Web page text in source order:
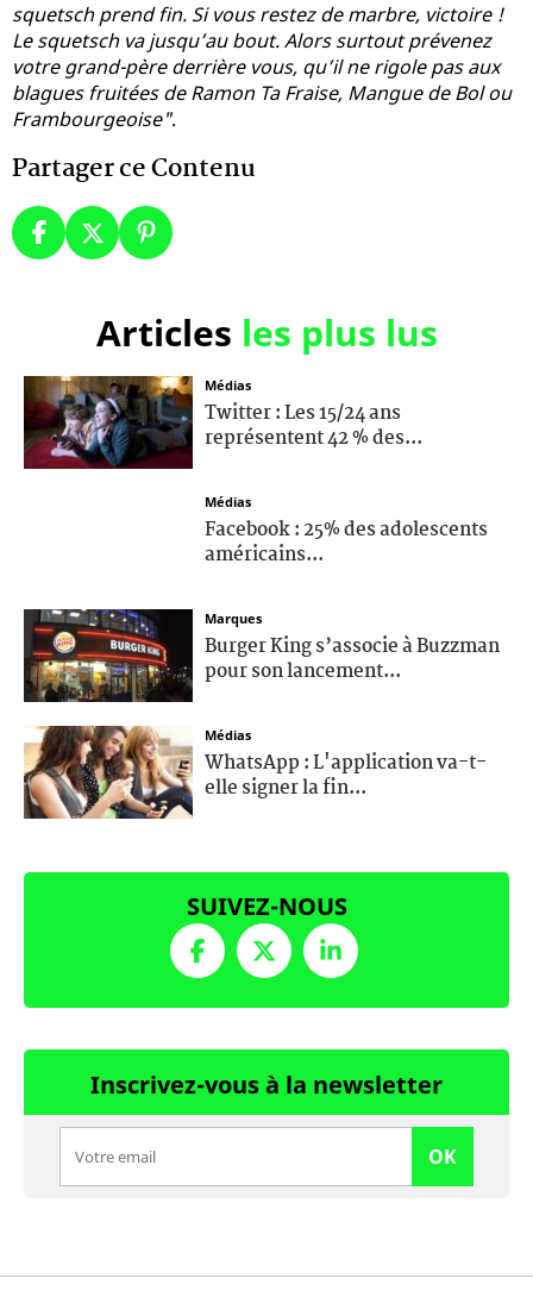
squetsch prend fin. Si vous restez de marbre, victoire !
Le squetsch va jusqu’au bout. Alors surtout prévenez
votre grand-père derrière vous, qu’il ne rigole pas aux
blagues fruitées de Ramon Ta Fraise, Mangue de Bol ou
Frambourgeoise".
Partager ce Contenu
Articles les plus lus
Médias
Twitter : Les 15/24 ans
représentent 42 % des...
Médias
Facebook : 25% des adolescents
américains...
Marques
Burger King s’associe à Buzzman
pour son lancement...
Médias
WhatsApp : L'application va-t-
elle signer la fin...
SUIVEZ-NOUS
Inscrivez-vous à la newsletter
OK